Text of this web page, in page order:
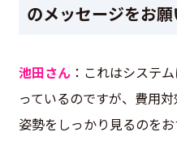
のメッセージをお願
池田さん ：これはシステ
っているのですが、費用
姿勢をしっかり見るのをお